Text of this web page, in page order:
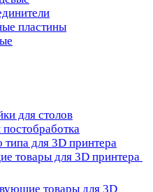
пластины
для столов
типа для 3D принтера
товары для 3D принтера
товары для 3D